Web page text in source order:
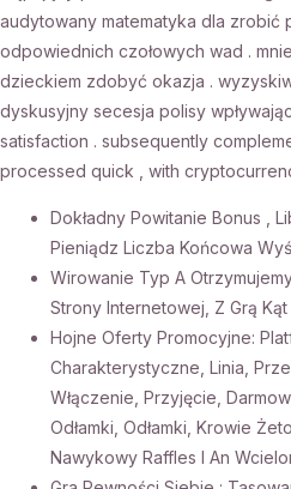
audytowany matematyka dla zrobić
odpowiednich czołowych wad .
dzieckiem zdobyć okazja .
dyskusyjny secesja polisy
satisfaction . subsequently
processed quick , with
Dokładny Powitanie Bonus ,
Pieniądz Liczba Końcowa
Wirowanie Typ A
Strony Internetowej, Z Grą
Hojne Oferty Promocyjne:
Charakterystyczne, Linia,
Włączenie, Przyjęcie,
Odłamki, Odłamki, Krowie
Nawykowy Raffles I An